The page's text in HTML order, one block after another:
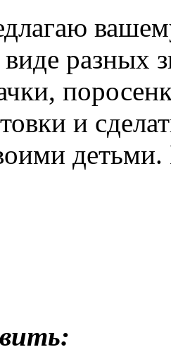
разных
и